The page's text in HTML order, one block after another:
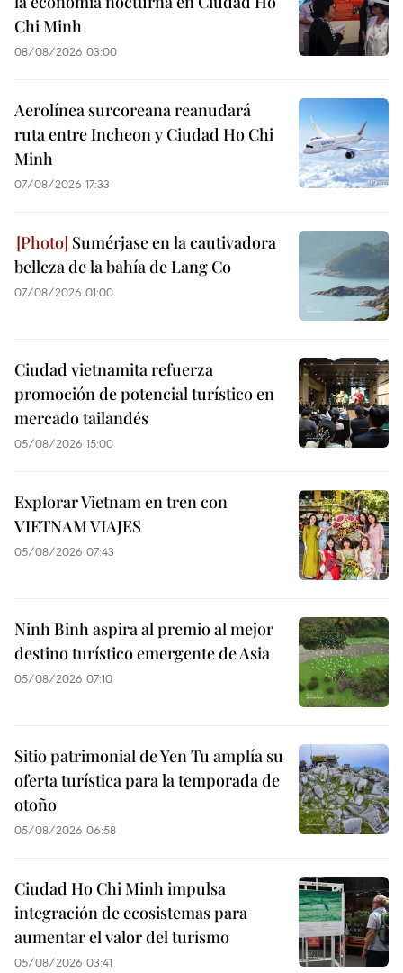
Chi Minh
08/08/2026 03:00
Aerolínea surcoreana reanudará
ruta entre Incheon y Ciudad Ho Chi
Minh
07/08/2026 17:33
Sumérjase en la cautivadora
belleza de la bahía de Lang Co
07/08/2026 01:00
Ciudad vietnamita refuerza
promoción de potencial turístico en
mercado tailandés
05/08/2026 15:00
Explorar Vietnam en tren con
VIETNAM VIAJES
05/08/2026 07:43
Ninh Binh aspira al premio al mejor
destino turístico emergente de Asia
05/08/2026 07:10
Sitio patrimonial de Yen Tu amplía su
oferta turística para la temporada de
otoño
05/08/2026 06:58
Ciudad Ho Chi Minh impulsa
integración de ecosistemas para
aumentar el valor del turismo
05/08/2026 03:41